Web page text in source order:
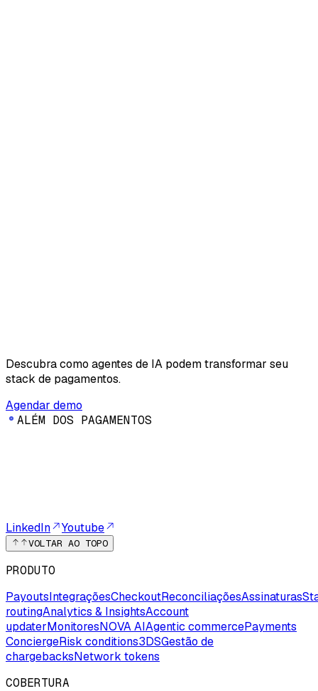
Descubra como agentes de IA podem transformar seu
stack de pagamentos.
Agendar demo
ALÉM DOS PAGAMENTOS
LinkedIn Youtube
VOLTAR AO TOPO
PRODUTO
PayoutsIntegraçõesCheckoutReconciliaçõesAssinaturas
routingAnalytics & InsightsAccount
updaterMonitoresNOVA AIAgentic commercePayments
ConciergeRisk conditions3DSGestão de
chargebacksNetwork tokens
COBERTURA